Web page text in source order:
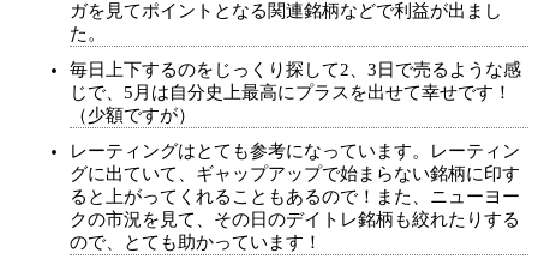
ガを見てポイントとなる関連銘柄などで利益が出まし
た。
毎日上下するのをじっくり探して2、3日で売るような感
じで、5月は自分史上最高にプラスを出せて幸せです！
（少額ですが）
レーティングはとても参考になっています。レーティン
グに出ていて、ギャップアップで始まらない銘柄に印す
ると上がってくれることもあるので！また、ニューヨー
クの市況を見て、その日のデイトレ銘柄も絞れたりする
ので、とても助かっています！